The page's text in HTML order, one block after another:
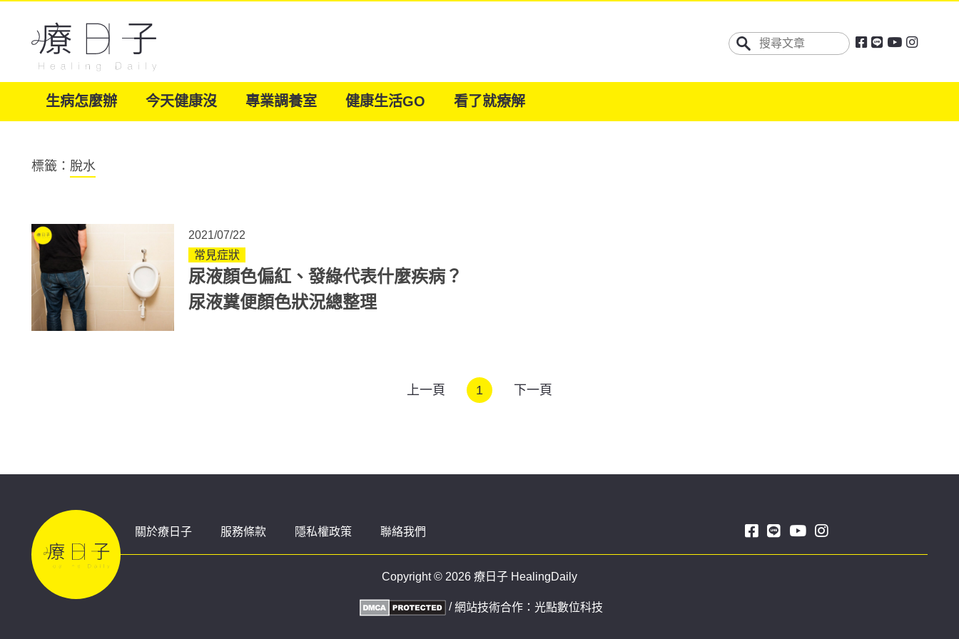
生病怎麼辦 今天健康沒 專業調養室 健康生活GO 看了就療解
標籤： 脫水
2021/07/22
常見症狀
尿液顏色偏紅、發綠代表什麼疾病？
尿液糞便顏色狀況總整理
上一頁 1 下一頁
關於療日子 服務條款 隱私權政策 聯絡我們
Copyright © 2026 療日子 HealingDaily
/網站技術合作： 光點數位科技